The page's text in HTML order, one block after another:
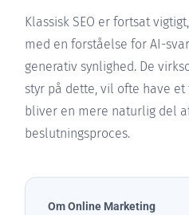
Klassisk SEO er fortsat
med en forståelse for AI-
generativ synlighed. De
styr på dette, vil ofte have
bliver en mere naturlig del
beslutningsproces.
Om Online Marketing